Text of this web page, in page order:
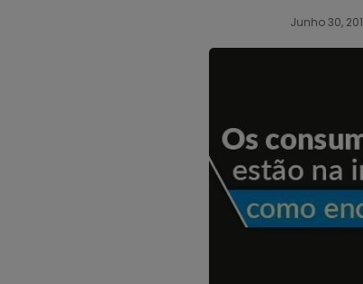
Junho 30,